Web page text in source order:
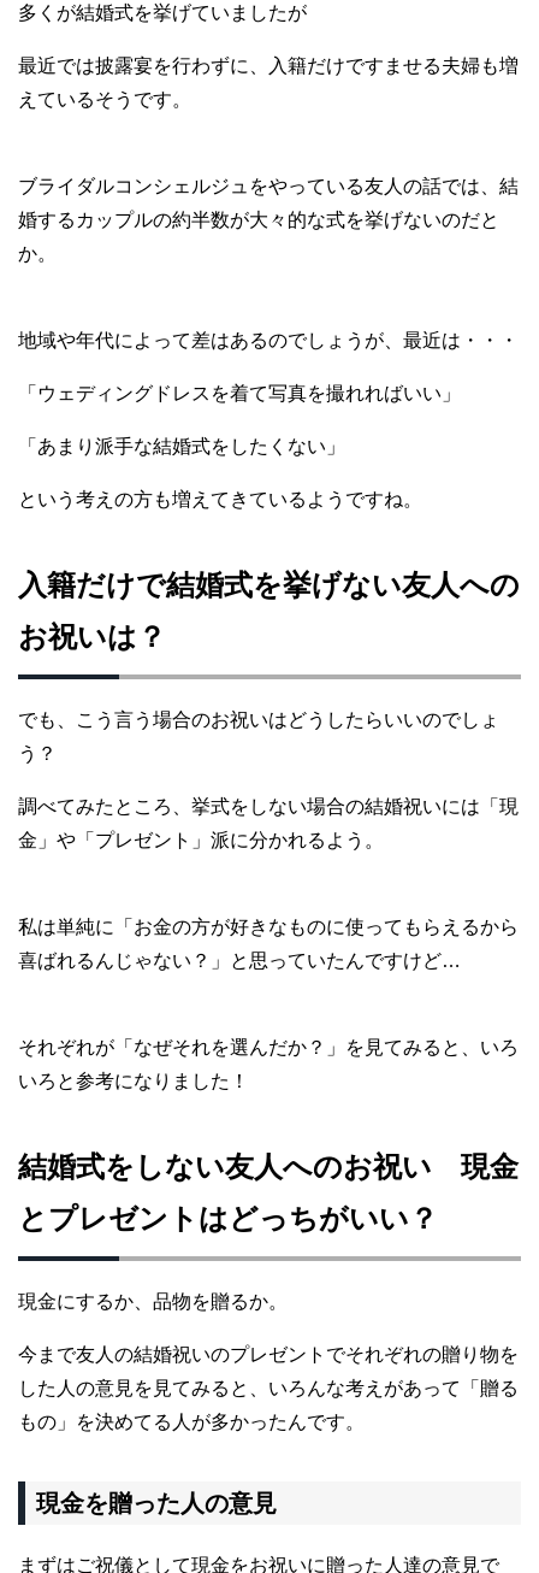
多くが結婚式を挙げていましたが
最近では披露宴を行わずに、入籍だけですませる夫婦も増
えているそうです。
ブライダルコンシェルジュをやっている友人の話では、結
婚するカップルの約半数が大々的な式を挙げないのだと
か。
地域や年代によって差はあるのでしょうが、最近は・・・
「ウェディングドレスを着て写真を撮れればいい」
「あまり派手な結婚式をしたくない」
という考えの方も増えてきているようですね。
入籍だけで結婚式を挙げない友人への
お祝いは？
でも、こう言う場合のお祝いはどうしたらいいのでしょ
う？
調べてみたところ、挙式をしない場合の結婚祝いには「現
金」や「プレゼント」派に分かれるよう。
私は単純に「お金の方が好きなものに使ってもらえるから
喜ばれるんじゃない？」と思っていたんですけど…
それぞれが「なぜそれを選んだか？」を見てみると、いろ
いろと参考になりました！
結婚式をしない友人へのお祝い 現金
とプレゼントはどっちがいい？
現金にするか、品物を贈るか。
今まで友人の結婚祝いのプレゼントでそれぞれの贈り物を
した人の意見を見てみると、いろんな考えがあって「贈る
もの」を決めてる人が多かったんです。
現金を贈った人の意見
まずはご祝儀として現金をお祝いに贈った人達の意見で